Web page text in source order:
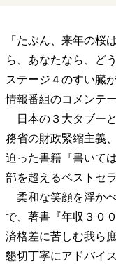
経営・ビジネス
トップが描く未来
マインドセット
重圧との向き合い方
忘れられない言葉
ライフスタイル・生き方
40代からの景色
「たぶん、来年の桜
ら、あなたなら、ど
ステージ４のすい臓
情報番組のコメンテ
日本の３大タブー
務省の財政緊縮主義
迫った書籍『書いて
部を超えるベストセ
柔和な笑顔を浮か
で、著書『年収３０
済格差に苦しむ我ら
懇切丁寧にアドバイ